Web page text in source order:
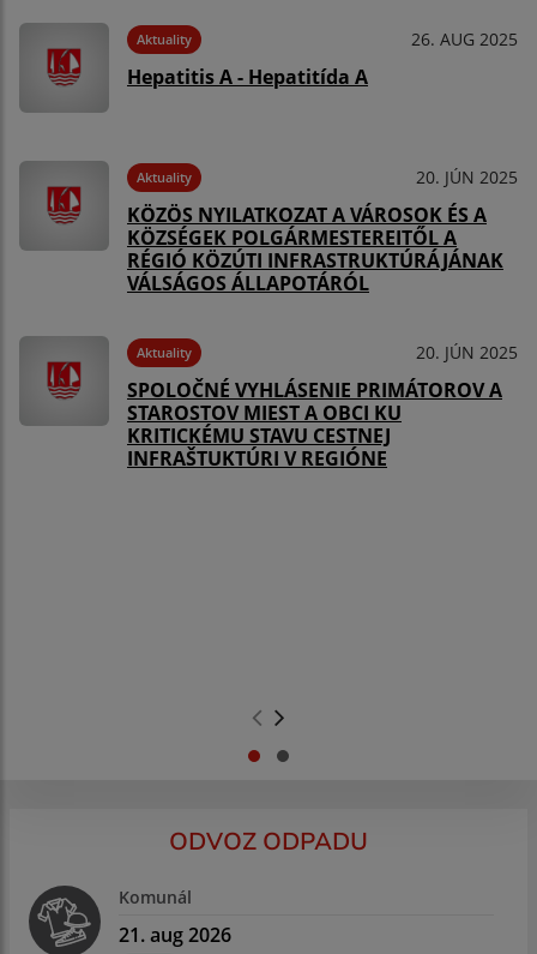
Aktuality 26. AUG 2025
Hepatitis A - Hepatitída A
Aktuality 20. JÚN 2025
KÖZÖS NYILATKOZAT A VÁROSOK ÉS A
KÖZSÉGEK POLGÁRMESTEREITŐL A
RÉGIÓ KÖZÚTI INFRASTRUKTÚRÁJÁNAK
VÁLSÁGOS ÁLLAPOTÁRÓL
Aktuality 20. JÚN 2025
SPOLOČNÉ VYHLÁSENIE PRIMÁTOROV A
STAROSTOV MIEST A OBCI KU
KRITICKÉMU STAVU CESTNEJ
INFRAŠTUKTÚRI V REGIÓNE
ODVOZ ODPADU
Komunál
21. aug 2026